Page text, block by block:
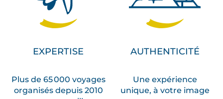
EXPERTISE
Plus de 65 000 voyages
organisés depuis 2010
AUTHENTICITÉ
Une expérience
unique, à votre image